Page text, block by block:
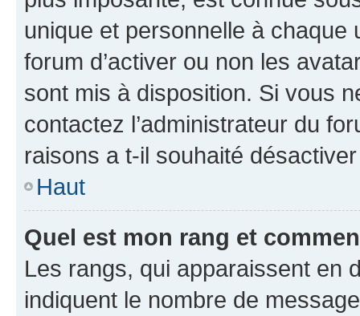
unique et personnelle à chaque
forum d’activer ou non les
sont mis à disposition. Si vous
contactez l’administrateur du
raisons a t-il souhaité
Haut
Quel est mon rang et
Les rangs, qui apparaissent en
indiquent le nombre de